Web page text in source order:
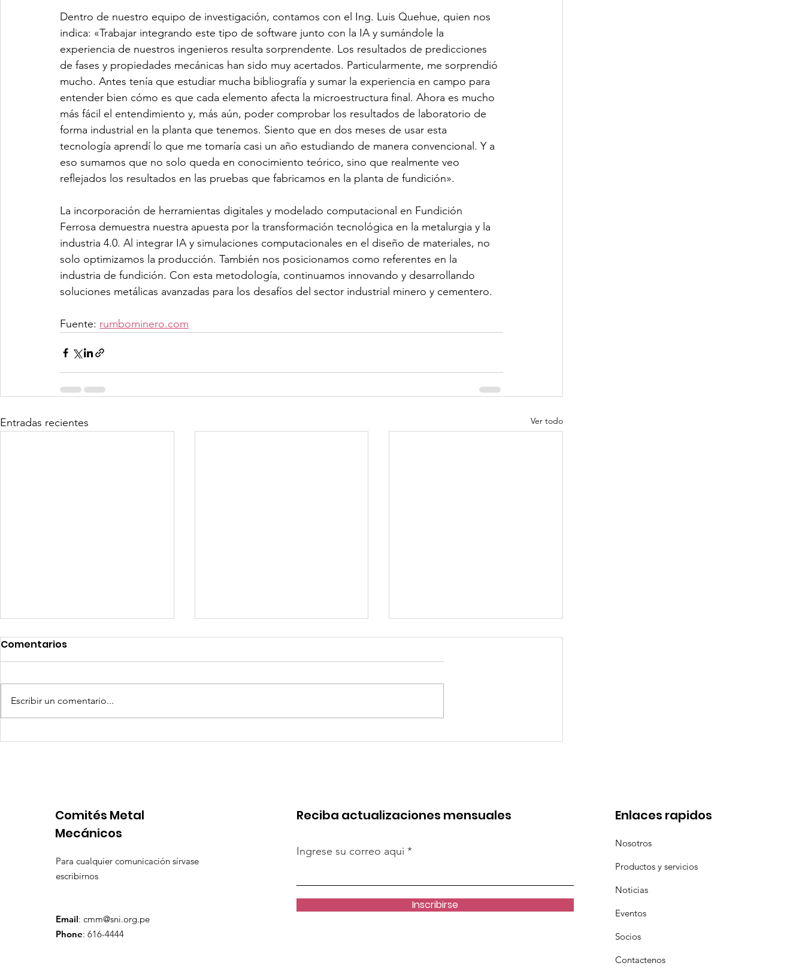
Dentro de nuestro equipo de investigación, contamos con el Ing. Luis Quehue, quien nos
indica: «Trabajar integrando este tipo de software junto con la IA y sumándole la
experiencia de nuestros ingenieros resulta sorprendente. Los resultados de predicciones
de fases y propiedades mecánicas han sido muy acertados. Particularmente, me sorprendió
mucho. Antes tenía que estudiar mucha bibliografía y sumar la experiencia en campo para
entender bien cómo es que cada elemento afecta la microestructura final. Ahora es mucho
más fácil el entendimiento y, más aún, poder comprobar los resultados de laboratorio de
forma industrial en la planta que tenemos. Siento que en dos meses de usar esta
tecnología aprendí lo que me tomaría casi un año estudiando de manera convencional. Y a
eso sumamos que no solo queda en conocimiento teórico, sino que realmente veo
reflejados los resultados en las pruebas que fabricamos en la planta de fundición».
La incorporación de herramientas digitales y modelado computacional en Fundición
Ferrosa demuestra nuestra apuesta por la transformación tecnológica en la metalurgia y la
industria 4.0. Al integrar IA y simulaciones computacionales en el diseño de materiales, no
solo optimizamos la producción. También nos posicionamos como referentes en la
industria de fundición. Con esta metodología, continuamos innovando y desarrollando
soluciones metálicas avanzadas para los desafíos del sector industrial minero y cementero.
Fuente: rumbominero.com
Entradas recientes Ver todo
Coca-Cola invertirá mil
Senace aprobó mejoras
Quilla Resources
Comentarios
Escribir un comentario...
Comités Metal
Mecánicos
Para cualquier comunicación sírvase
escribirnos
Email: cmm@sni.org.pe
Phone: 616-4444
Reciba actualizaciones mensuales
Ingrese su correo aqui
Inscribirse
Enlaces rapidos
Nosotros
Productos y servicios
Noticias
Eventos
Socios
Contactenos